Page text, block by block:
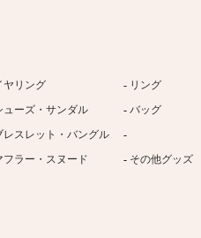
ヤリング
リング
ューズ・サンダル
バッグ
レスレット・バングル
フラー・スヌード
その他グッズ